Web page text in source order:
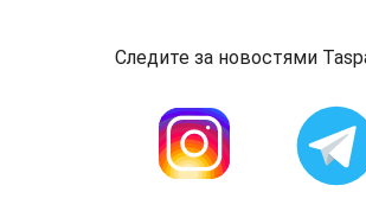
Следите за новостями